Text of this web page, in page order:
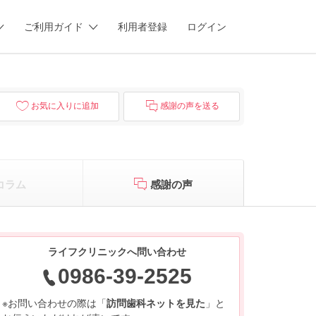
ご利用ガイド 利用者登録 ログイン
お気に入りに追加 感謝の声を送る
ラム 感謝の声
ライフクリニックへ問い合わせ
0986-39-2525
※お問い合わせの際は「訪問歯科ネットを見た 」と